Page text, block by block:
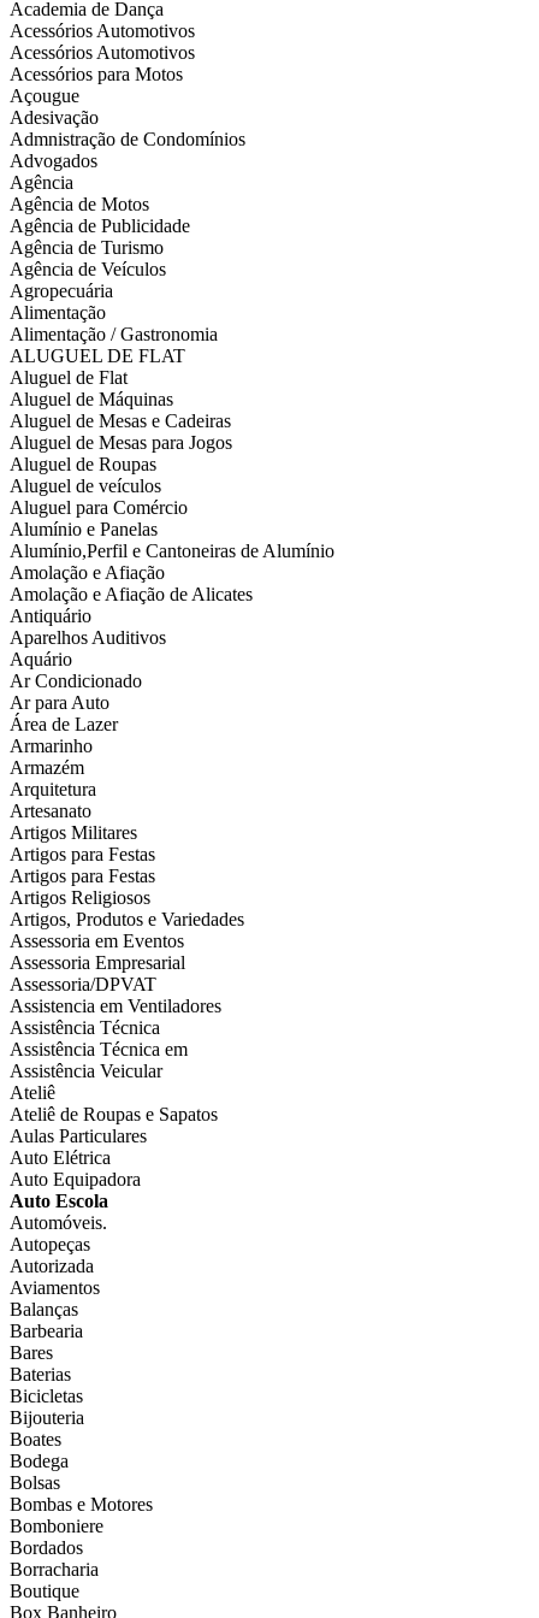
Academia de Dança
Acessórios Automotivos
Acessórios Automotivos
Acessórios para Motos
Açougue
Adesivação
Admnistração de Condomínios
Advogados
Agência
Agência de Motos
Agência de Publicidade
Agência de Turismo
Agência de Veículos
Agropecuária
Alimentação
Alimentação / Gastronomia
ALUGUEL DE FLAT
Aluguel de Flat
Aluguel de Máquinas
Aluguel de Mesas e Cadeiras
Aluguel de Mesas para Jogos
Aluguel de Roupas
Aluguel de veículos
Aluguel para Comércio
Alumínio e Panelas
Alumínio,Perfil e Cantoneiras de Alumínio
Amolação e Afiação
Amolação e Afiação de Alicates
Antiquário
Aparelhos Auditivos
Aquário
Ar Condicionado
Ar para Auto
Área de Lazer
Armarinho
Armazém
Arquitetura
Artesanato
Artigos Militares
Artigos para Festas
Artigos para Festas
Artigos Religiosos
Artigos, Produtos e Variedades
Assessoria em Eventos
Assessoria Empresarial
Assessoria/DPVAT
Assistencia em Ventiladores
Assistência Técnica
Assistência Técnica em
Assistência Veicular
Ateliê
Ateliê de Roupas e Sapatos
Aulas Particulares
Auto Elétrica
Auto Equipadora
Auto Escola
Automóveis.
Autopeças
Autorizada
Aviamentos
Balanças
Barbearia
Bares
Baterias
Bicicletas
Bijouteria
Boates
Bodega
Bolsas
Bombas e Motores
Bomboniere
Bordados
Borracharia
Boutique
Box Banheiro